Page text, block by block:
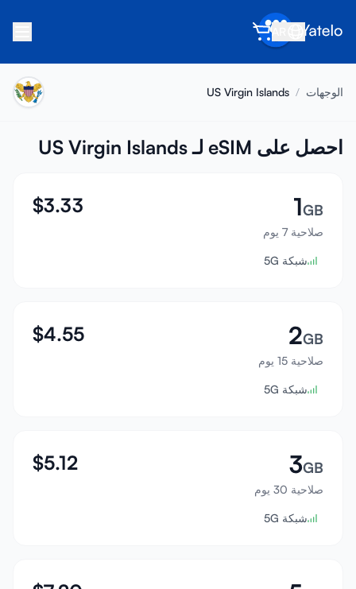
عن Yatelo
أحل صديقاً
كن شريكاً
مركز المساعدة
توافق الأجهزة
تسجيل الدخول
الوجهات /
US Virgin Islands
احصل على eSIM لـ US Virgin Islands
1GB
صلاحية 7 يوم
$3.33
شبكة 5G
2GB
صلاحية 15 يوم
$4.55
شبكة 5G
3GB
صلاحية 30 يوم
$5.12
شبكة 5G